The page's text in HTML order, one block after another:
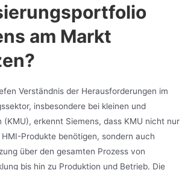
am Markt
Verständnis der Herausforderungen im
insbesondere bei kleinen und
erkennt Siemens, dass KMU nicht nur
Produkte benötigen, sondern auch
über den gesamten Prozess von
bis hin zu Produktion und Betrieb. Die